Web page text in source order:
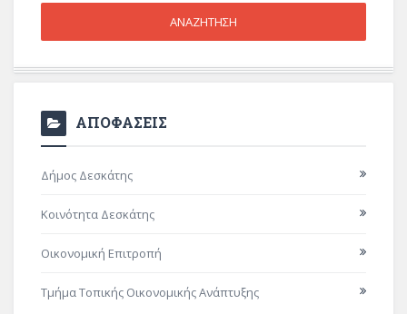
ΑΠΟΦΑΣΕΙΣ
Δήμος Δεσκάτης
Κοινότητα Δεσκάτης
Οικονομική Επιτροπή
Τμήμα Τοπικής Οικονομικής Ανάπτυξης